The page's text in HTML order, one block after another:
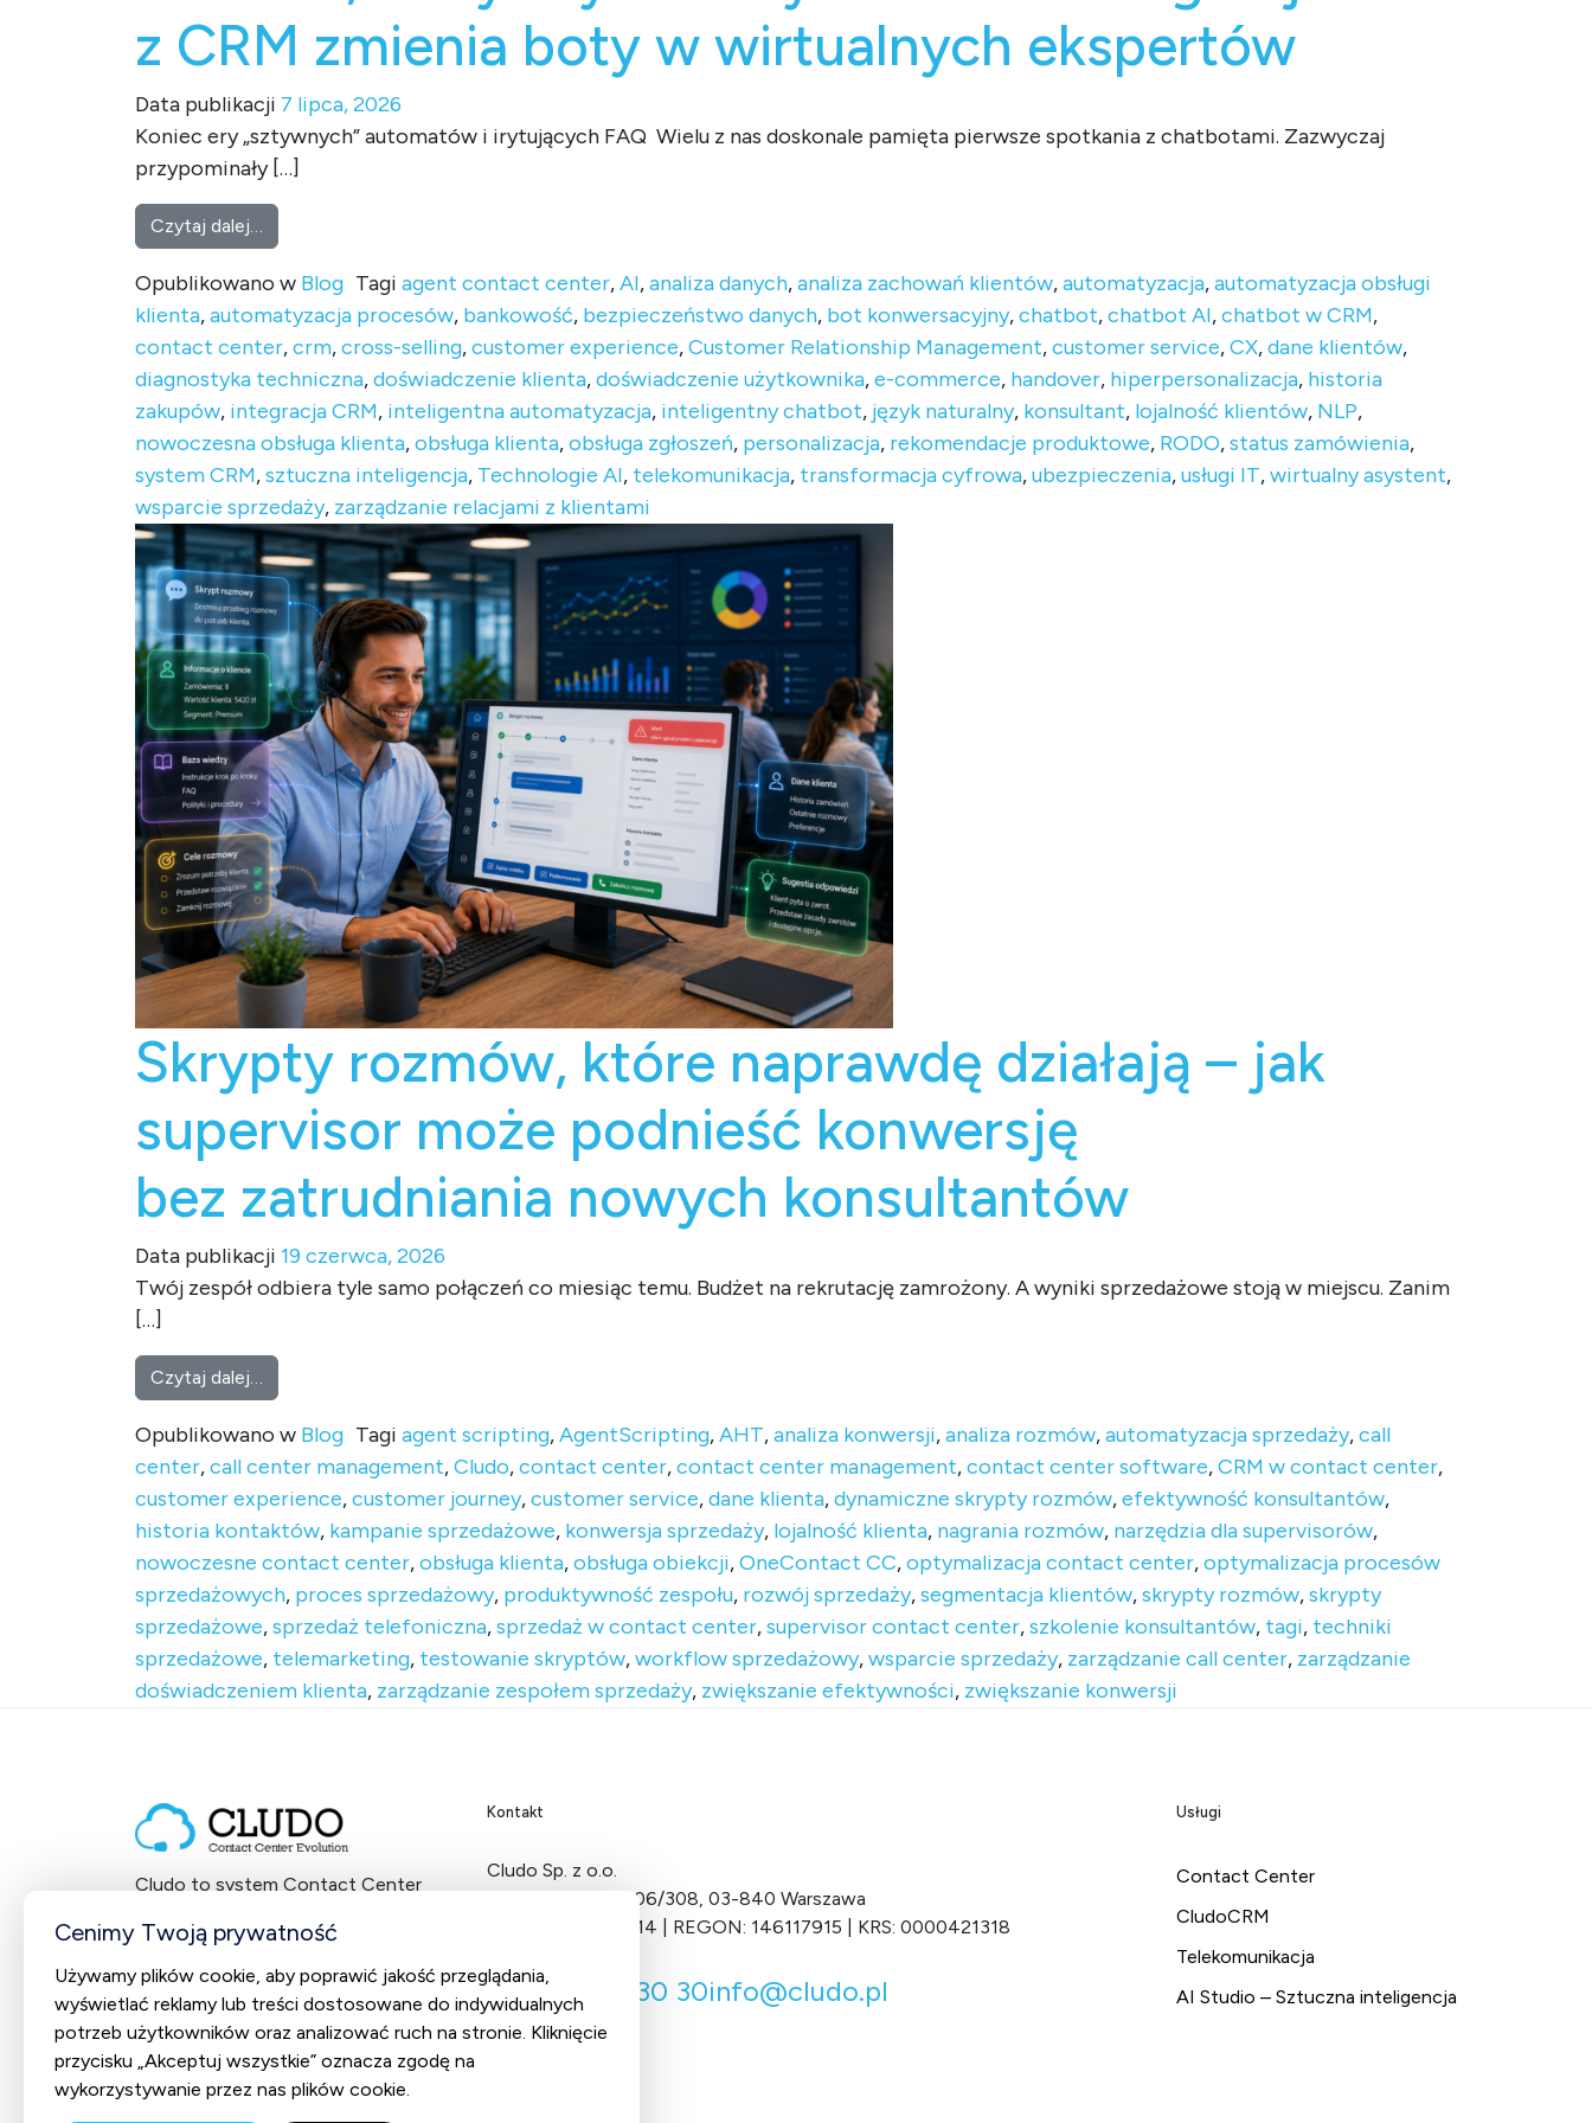
z CRM zmienia boty w wirtualnych ekspertów
Data publikacji 7 lipca, 2026
Koniec ery „sztywnych” automatów i irytujących FAQ Wielu z nas doskonale pamięta pierwsze spotkania z chatbotami. Zazwyczaj
przypominały […]
Czytaj dalej…
Opublikowano w Blog Tagi agent contact center,AI,analiza danych,analiza zachowań klientów,automatyzacja,automatyzacja obsługi
klienta,automatyzacja procesów, bankowość, bezpieczeństwo danych, bot konwersacyjny,chatbot,chatbot AI,chatbot w CRM,
contact center,crm,cross-selling,customer experience,Customer Relationship Management,customer service,CX,dane klientów,
diagnostyka techniczna,doświadczenie klienta,doświadczenie użytkownika,e-commerce, handover, hiperpersonalizacja, historia
zakupów, integracja CRM, inteligentna automatyzacja, inteligentny chatbot, język naturalny, konsultant, lojalność klientów, NLP,
nowoczesna obsługa klienta,obsługa klienta,obsługa zgłoszeń, personalizacja, rekomendacje produktowe, RODO,status zamówienia,
system CRM,sztuczna inteligencja, Technologie AI, telekomunikacja, transformacja cyfrowa,ubezpieczenia,usługi IT,wirtualny asystent,
wsparcie sprzedaży, zarządzanie relacjami z klientami
Skrypty rozmów, które naprawdę działają – jak
supervisor może podnieść konwersję
bez zatrudniania nowych konsultantów
Data publikacji 19 czerwca, 2026
Twój zespół odbiera tyle samo połączeń co miesiąc temu. Budżet na rekrutację zamrożony. A wyniki sprzedażowe stoją w miejscu. Zanim
[…]
Czytaj dalej…
Opublikowano w Blog Tagi agent scripting,AgentScripting,AHT,analiza konwersji,analiza rozmów,automatyzacja sprzedaży,call
center,call center management,Cludo,contact center,contact center management,contact center software,CRM w contact center,
customer experience,customer journey,customer service,dane klienta,dynamiczne skrypty rozmów,efektywność konsultantów,
historia kontaktów, kampanie sprzedażowe, konwersja sprzedaży, lojalność klienta, nagrania rozmów, narzędzia dla supervisorów,
nowoczesne contact center,obsługa klienta,obsługa obiekcji,OneContact CC,optymalizacja contact center,optymalizacja procesów
sprzedażowych, proces sprzedażowy, produktywność zespołu, rozwój sprzedaży,segmentacja klientów,skrypty rozmów,skrypty
sprzedażowe,sprzedaż telefoniczna,sprzedaż w contact center,supervisor contact center,szkolenie konsultantów, tagi, techniki
sprzedażowe, telemarketing, testowanie skryptów,workflow sprzedażowy,wsparcie sprzedaży, zarządzanie call center, zarządzanie
doświadczeniem klienta, zarządzanie zespołem sprzedaży, zwiększanie efektywności, zwiększanie konwersji
Cludo to system Contact Center
od 2012 roku.
Kontakt
Cludo Sp. z o.o.
ul. Grochowska 306/308, 03-840 Warszawa
NIP: 701-034-11-14 | REGON: 146117915 | KRS: 0000421318
+48 22 122 30 30info@cludo.pl
Usługi
Contact Center
CludoCRM
Telekomunikacja
AI Studio – Sztuczna inteligencja
Cenimy Twoją prywatność
Używamy plików cookie, aby poprawić jakość przeglądania,
wyświetlać reklamy lub treści dostosowane do indywidualnych
potrzeb użytkowników oraz analizować ruch na stronie. Kliknięcie
przycisku „Akceptuj wszystkie” oznacza zgodę na
wykorzystywanie przez nas plików cookie.